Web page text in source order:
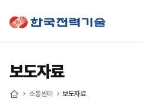
보도자료
소통센터 보도자료